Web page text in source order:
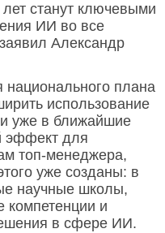
станут ключевыми
ИИ во все
Александр
национального плана
использование
и уже в ближайшие
эффект для
топ-менеджера,
уже созданы: в
научные школы,
компетенции и
в сфере ИИ.